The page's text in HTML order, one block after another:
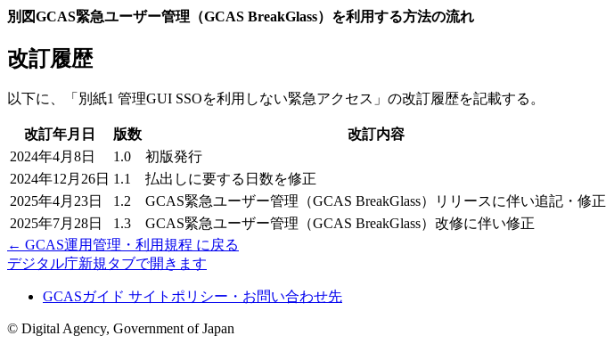
別図GCAS緊急ユーザー管理（GCAS BreakGlass）を利用する方法の流れ
改訂履歴
以下に、「別紙1 管理GUI SSOを利用しない緊急アクセス」の改訂履歴を記載する。
改訂年月日 版数
改訂内容
2024年4月8日
1.0
初版発行
2024年12月26日 1.1
払出しに要する日数を修正
2025年4月23日
1.2
GCAS緊急ユーザー管理（GCAS BreakGlass）リリースに伴い追記・修正
2025年7月28日
1.3
GCAS緊急ユーザー管理（GCAS BreakGlass）改修に伴い修正
← GCAS運用管理・利用規程 に戻る
デジタル庁新規タブで開きます
GCASガイド サイトポリシー・お問い合わせ先
© Digital Agency, Government of Japan